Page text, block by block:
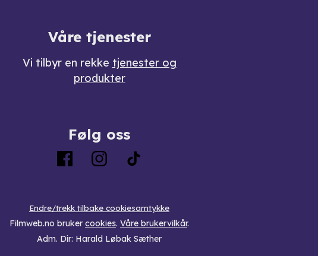
Våre tjenester
Vi tilbyr en rekke tjenester og
produkter
Følg oss
Endre/trekk tilbake cookiesamtykke
Filmweb.no bruker cookies. Våre brukervilkår.
Adm. Dir: Harald Løbak Sæther